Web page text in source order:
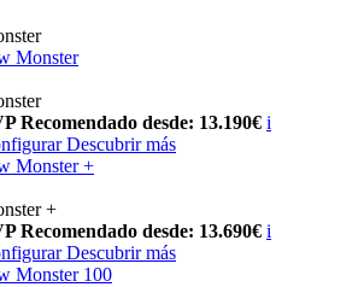
Monster
Recomendado desde: 13.190€ i
Descubrir más
Monster +
+
Recomendado desde: 13.690€ i
Descubrir más
Monster 100